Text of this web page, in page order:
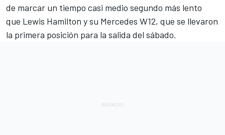
de marcar un tiempo casi medio segundo más lento
que Lewis Hamilton y su Mercedes W12, que se llevaron
la primera posición para la salida del sábado.